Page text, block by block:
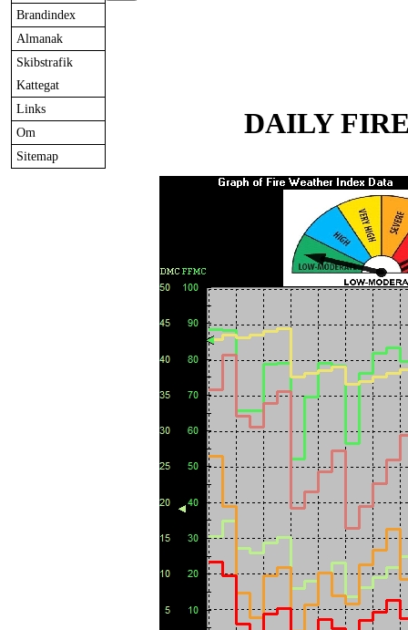
Brandindex
Almanak
Skibstrafik
Kattegat
Links
Om
Sitemap
DAILY